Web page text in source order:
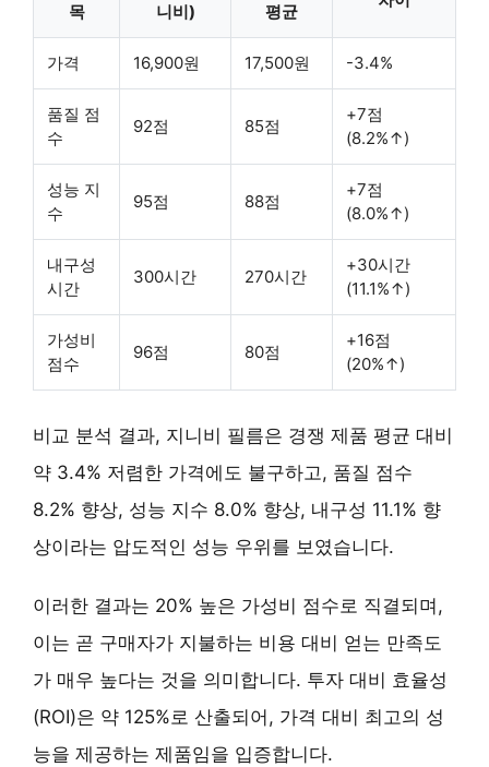
목 니비) 평균
가격 16,900원 17,500원 -3.4%
품질 점
수
92점 85점
+7점
(8.2%↑)
성능 지
수
95점 88점
+7점
(8.0%↑)
내구성
시간
300시간 270시간
+30시간
(11.1%↑)
가성비
점수
96점 80점
+16점
(20%↑)
비교 분석 결과, 지니비 필름은 경쟁 제품 평균 대비
약 3.4% 저렴한 가격에도 불구하고, 품질 점수
8.2% 향상, 성능 지수 8.0% 향상, 내구성 11.1% 향
상이라는 압도적인 성능 우위를 보였습니다.
이러한 결과는 20% 높은 가성비 점수 로 직결되며,
이는 곧 구매자가 지불하는 비용 대비 얻는 만족도
가 매우 높다는 것을 의미합니다. 투자 대비 효율성
(ROI)은 약 125%로 산출되어, 가격 대비 최고의 성
능을 제공하는 제품임을 입증합니다.